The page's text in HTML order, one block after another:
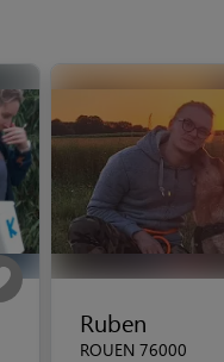
Ruben
ROUEN 76000